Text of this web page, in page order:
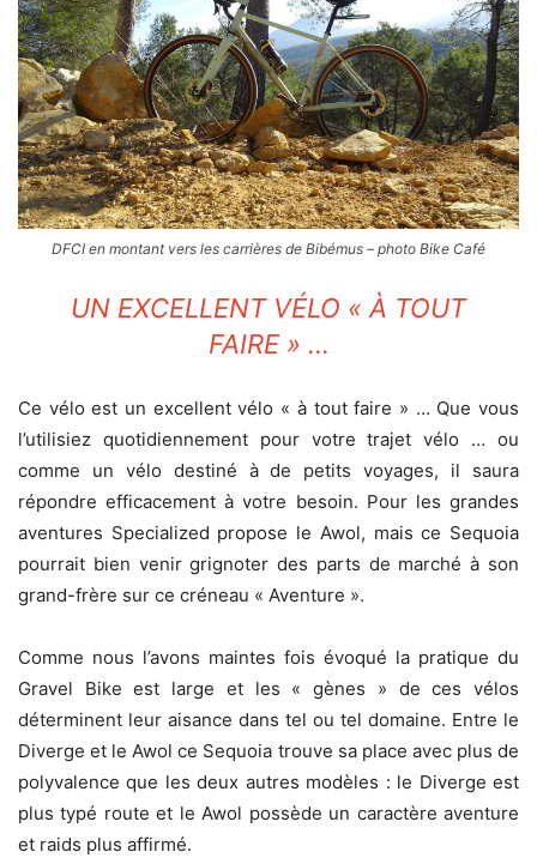
DFCI en montant vers les carrières de Bibémus – photo Bike Café
UN EXCELLENT VÉLO « À TOUT
FAIRE » …
Ce vélo est un excellent vélo « à tout faire » … Que vous
l’utilisiez quotidiennement pour votre trajet vélo … ou
comme un vélo destiné à de petits voyages, il saura
répondre efficacement à votre besoin. Pour les grandes
aventures Specialized propose le Awol, mais ce Sequoia
pourrait bien venir grignoter des parts de marché à son
grand-frère sur ce créneau « Aventure ».
Comme nous l’avons maintes fois évoqué la pratique du
Gravel Bike est large et les « gènes » de ces vélos
déterminent leur aisance dans tel ou tel domaine. Entre le
Diverge et le Awol ce Sequoia trouve sa place avec plus de
polyvalence que les deux autres modèles : le Diverge est
plus typé route et le Awol possède un caractère aventure
et raids plus affirmé.